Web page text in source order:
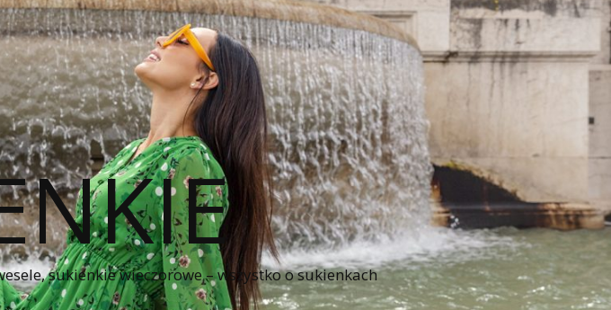
sukienkie wieczorowe – wszystko o sukienkach